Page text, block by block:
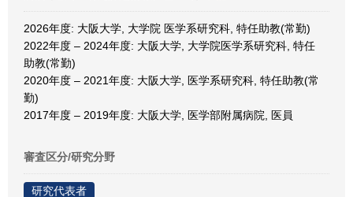
2026年度: 大阪大学, 大学院 医学系研究科, 特任助教(常勤)
2022年度 – 2024年度: 大阪大学, 大学院医学系研究科, 特任
助教(常勤)
2020年度 – 2021年度: 大阪大学, 医学系研究科, 特任助教(常
勤)
2017年度 – 2019年度: 大阪大学, 医学部附属病院, 医員
審査区分/研究分野
研究代表者